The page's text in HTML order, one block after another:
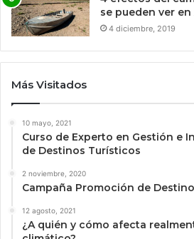
se pueden ver
4 diciembre, 2019
Más Visitados
10 mayo, 2021
Curso de Experto en Gestión e
de Destinos Turísticos
2 noviembre, 2020
Campaña Promoción de
12 agosto, 2021
¿A quién y cómo afecta